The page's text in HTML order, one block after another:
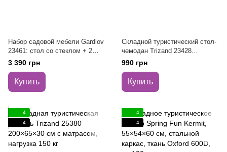
Набор садовой мебели Gardlov
23461: стол со стеклом + 2
складных кресла, чёрный
металл, Польша
3 390 грн
Купить
Складной туристический стол-
чемодан Trizand 23428
(60х40х26 см), алюминиевый
кемпинговый стол, бежевый
990 грн
Купить
4
4
4
4